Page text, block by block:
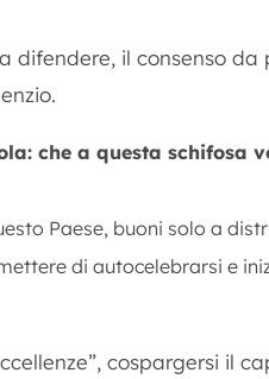
difendere, il consenso da
che a questa schifosa
Paese, buoni solo a
di autocelebrarsi e
cospargersi il